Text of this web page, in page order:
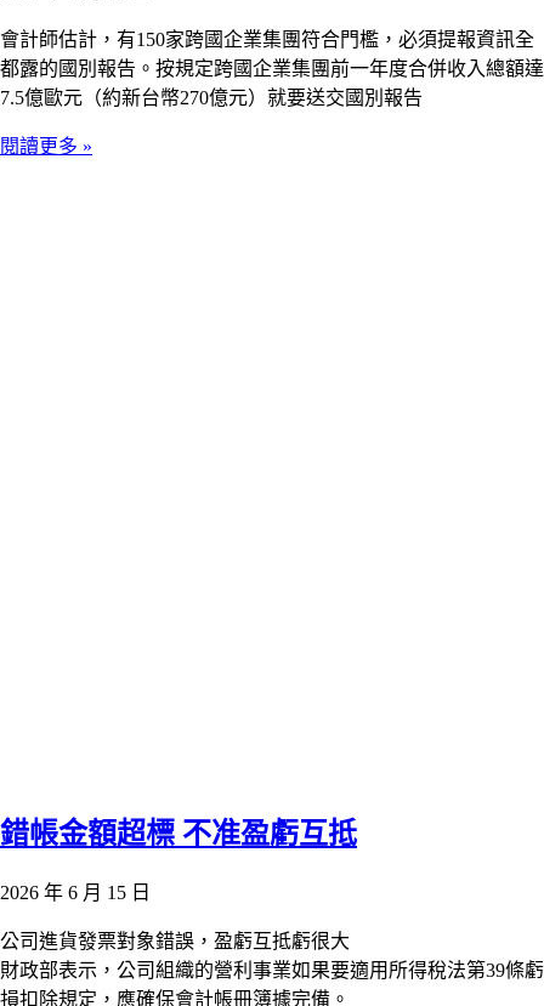
會計師估計，有150家跨國企業集團符合門檻，必須提報資訊全
都露的國別報告。按規定跨國企業集團前一年度合併收入總額達
7.5億歐元（約新台幣270億元）就要送交國別報告
閱讀更多 »
錯帳金額超標 不准盈虧互抵
2026 年 6 月 15 日
公司進貨發票對象錯誤，盈虧互抵虧很大
財政部表示，公司組織的營利事業如果要適用所得稅法第39條虧
損扣除規定，應確保會計帳冊簿據完備。